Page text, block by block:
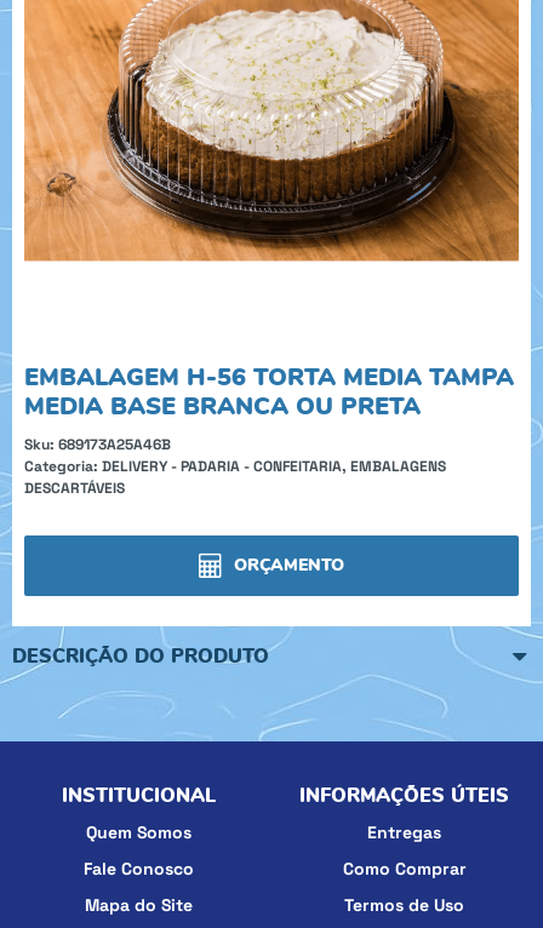
EMBALAGEM H-56 TORTA MEDIA TAMPA
MEDIA BASE BRANCA OU PRETA
Sku: 689173A25A46B
Categoria: DELIVERY - PADARIA - CONFEITARIA, EMBALAGENS
DESCARTÁVEIS
ORÇAMENTO
DESCRIÇÃO DO PRODUTO
INSTITUCIONAL
Quem Somos
Fale Conosco
Mapa do Site
INFORMAÇÕES ÚTEIS
Entregas
Como Comprar
Termos de Uso